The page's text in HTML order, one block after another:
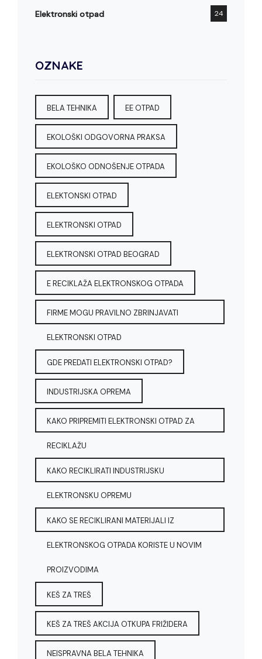
Elektronski otpad 24
OZNAKE
BELA TEHNIKA EE OTPAD
EKOLOŠKI ODGOVORNA PRAKSA
EKOLOŠKO ODNOŠENJE OTPADA
ELEKTONSKI OTPAD
ELEKTRONSKI OTPAD
ELEKTRONSKI OTPAD BEOGRAD
E RECIKLAŽA ELEKTRONSKOG OTPADA
FIRME MOGU PRAVILNO ZBRINJAVATI
ELEKTRONSKI OTPAD
GDE PREDATI ELEKTRONSKI OTPAD?
INDUSTRIJSKA OPREMA
KAKO PRIPREMITI ELEKTRONSKI OTPAD ZA
RECIKLAŽU
KAKO RECIKLIRATI INDUSTRIJSKU
ELEKTRONSKU OPREMU
KAKO SE RECIKLIRANI MATERIJALI IZ
ELEKTRONSKOG OTPADA KORISTE U NOVIM
PROIZVODIMA
KEŠ ZA TREŠ
KEŠ ZA TREŠ AKCIJA OTKUPA FRIŽIDERA
NEISPRAVNA BELA TEHNIKA